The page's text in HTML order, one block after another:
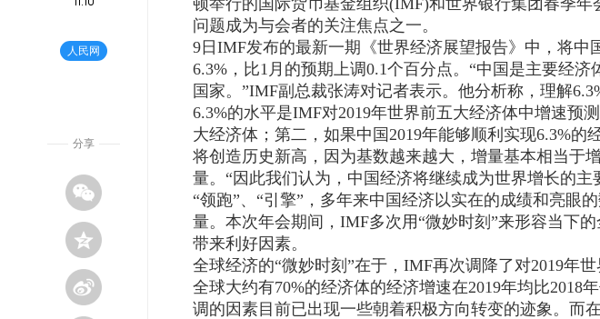
人民网
分享
顿举行的国际货币基金组织(IMF)和世界银行集团春季
问题成为与会者的关注焦点之一。
9日IMF发布的最新一期《世界经济展望报告》中，将中
6.3%，比1月的预期上调0.1个百分点。“中国是主要经
国家。”IMF副总裁张涛对记者表示。他分析称，理解
6.3%的水平是IMF对2019年世界前五大经济体中增速预
大经济体；第二，如果中国2019年能够顺利实现6.3%的
将创造历史新高，因为基数越来越大，增量基本相当于
量。“因此我们认为，中国经济将继续成为世界增长的主
“领跑”、“引擎”，多年来中国经济以实在的成绩和亮眼
量。本次年会期间，IMF多次用“微妙时刻”来形容当下
带来利好因素。
全球经济的“微妙时刻”在于，IMF再次调降了对2019年
全球大约有70%的经济体的经济增速在2019年均比2018
调的因素目前已出现一些朝着积极方向转变的迹象。而